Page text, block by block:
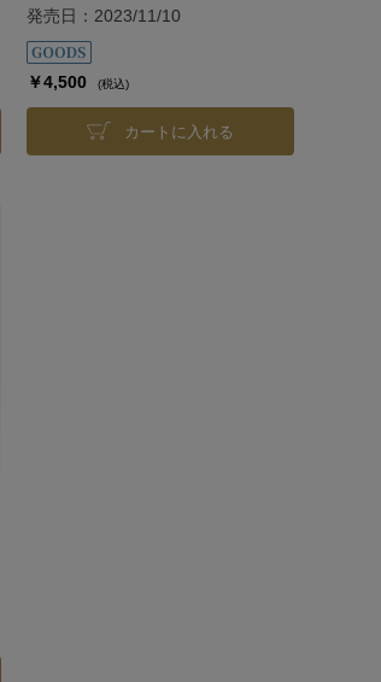
発売日：2023/11/10
￥4,500 (税込)
カートに入れる